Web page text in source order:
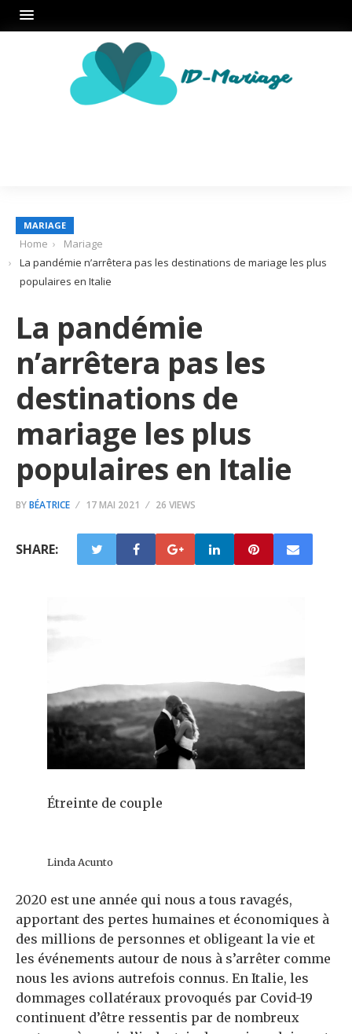
MARIAGE
Home
Mariage
La pandémie n’arrêtera pas les destinations de mariage les plus
populaires en Italie
La pandémie
n’arrêtera pas les
destinations de
mariage les plus
populaires en Italie
BYBÉATRICE 17 MAI 2021 26 VIEWS
SHARE:
Étreinte de couple
Linda Acunto
2020 est une année qui nous a tous ravagés,
apportant des pertes humaines et économiques à
des millions de personnes et obligeant la vie et
les événements autour de nous à s’arrêter comme
nous les avions autrefois connus. En Italie, les
dommages collatéraux provoqués par Covid-19
continuent d’être ressentis par de nombreux